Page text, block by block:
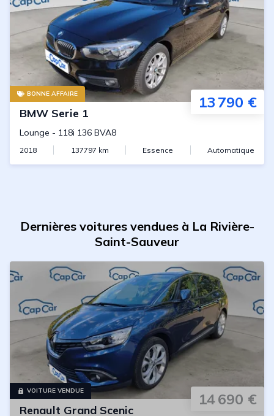
BONNE AFFAIRE 13 790 €
BMW Serie 1
Lounge - 118i 136 BVA8
2018 137797 km Essence Automatique
Dernières voitures vendues à La Rivière-
Saint-Sauveur
VOITURE VENDUE 14 690 €
Renault Grand Scenic